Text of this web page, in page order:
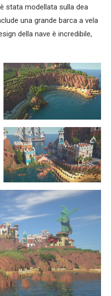
stata modellata sulla dea
una grande barca a vela
della nave è incredibile,